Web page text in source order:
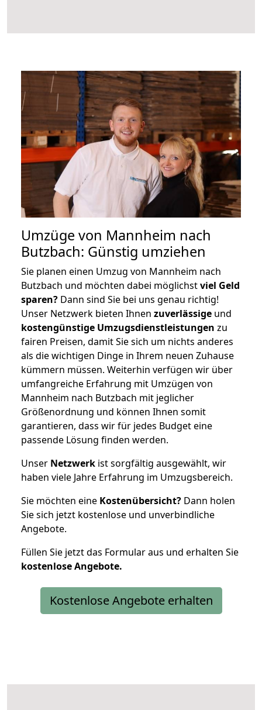
Umzüge von Mannheim nach
Butzbach: Günstig umziehen
Sie planen einen Umzug von Mannheim nach
Butzbach und möchten dabei möglichstviel Geld
sparen? Dann sind Sie bei uns genau richtig!
Unser Netzwerk bieten Ihnen zuverlässige und
kostengünstige Umzugsdienstleistungen zu
fairen Preisen, damit Sie sich um nichts anderes
als die wichtigen Dinge in Ihrem neuen Zuhause
kümmern müssen. Weiterhin verfügen wir über
umfangreiche Erfahrung mit Umzügen von
Mannheim nach Butzbach mit jeglicher
Größenordnung und können Ihnen somit
garantieren, dass wir für jedes Budget eine
passende Lösung finden werden.
Unser Netzwerk ist sorgfältig ausgewählt, wir
haben viele Jahre Erfahrung im Umzugsbereich.
Sie möchten eine Kostenübersicht? Dann holen
Sie sich jetzt kostenlose und unverbindliche
Angebote.
Füllen Sie jetzt das Formular aus und erhalten Sie
kostenloseAngebote.
Kostenlose Angebote erhalten